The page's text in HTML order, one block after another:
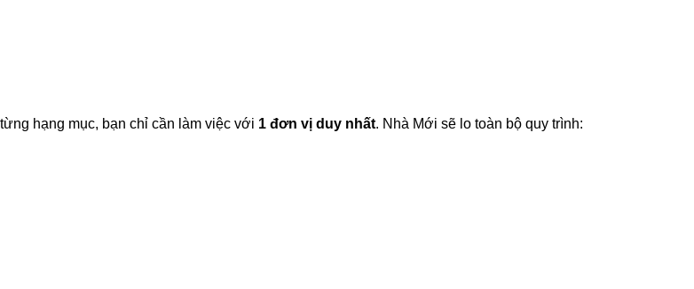
hạng mục, bạn chỉ cần làm việc với 1 đơn vị duy nhất. Nhà Mới sẽ lo toàn bộ quy trình: